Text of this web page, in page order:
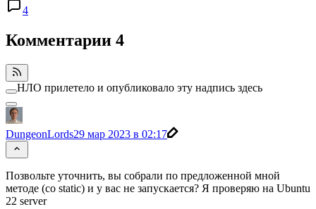
4
Комментарии 4
НЛО прилетело и опубликовало эту надпись здесь
DungeonLords29 мар 2023 в 02:17
Позвольте уточнить, вы собрали по предложенной мной
методе (со static) и у вас не запускается? Я проверяю на Ubuntu
22 server